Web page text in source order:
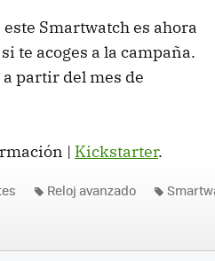
Smartwatch es ahora
te acoges a la campaña.
partir del mes de
| Kickstarter.
Reloj avanzado